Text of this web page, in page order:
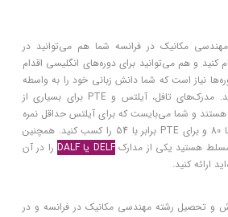
مکانیک در فرانسه شما هم می‌توانید در
کنید و هم می‌توانید برای دوره‌های انگلیسی اقدام
نیاز است که شما دانش زبانی خود را به واسطه
یک مدرک معتبر نشان دهید. مدرک‌های تافل، آیلتس و PTE برای بسیاری از
هستند و شما می‌بایست که برای آیلتس حداقل نمره
برابر با 6.5، برای تاقل برابر با 80 و برای PTE برابر با 54 را کسب کنید. همچنین
مسلط هستید یکی از مدارکDELF یا DALF
را در آن
و تحصیل رشته مهندسی مکانیک در فرانسه و در